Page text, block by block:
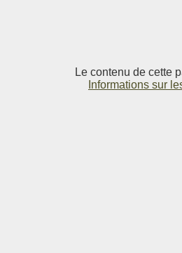
Le contenu de cette
Informations sur